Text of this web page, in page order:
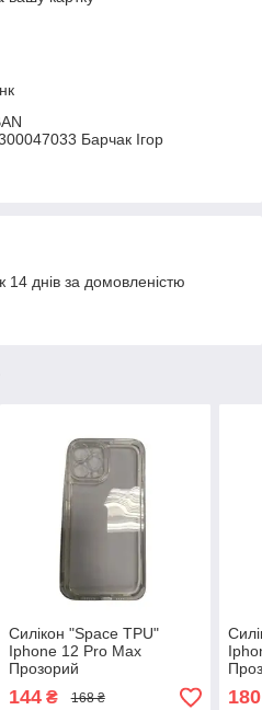
Барчак Ігор
днів за домовленістю
Силікон "Space TPU"
Iphone 12 Pro Max
Прозорий
144₴ 168 ₴ 180